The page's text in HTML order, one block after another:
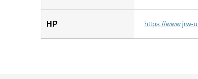
HP https://www.jrw-